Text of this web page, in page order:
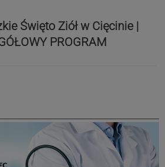
Święto Ziół w Cięcinie |
PROGRAM